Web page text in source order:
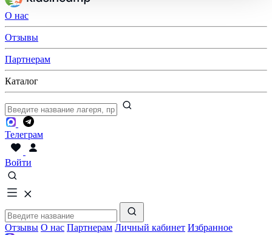
О нас
Отзывы
Партнерам
Каталог
Телеграм
Войти
Отзывы О нас Партнерам Личный кабинет Избранное